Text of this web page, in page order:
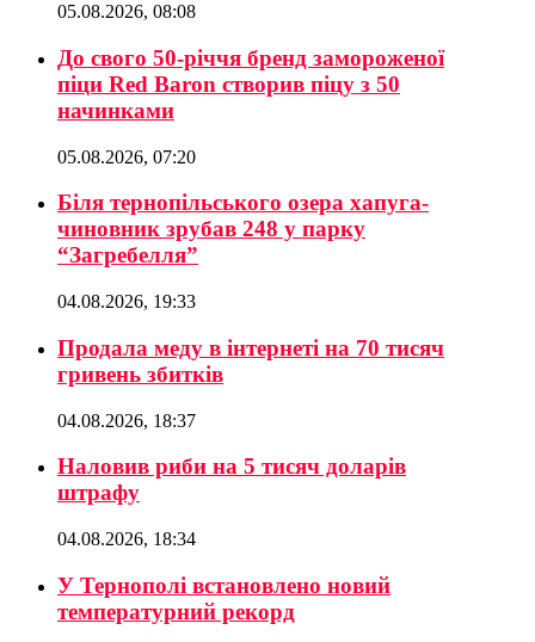
05.08.2026, 08:08
До свого 50-річчя бренд замороженої
піци Red Baron створив піцу з 50
начинками
05.08.2026, 07:20
Біля тернопільського озера хапуга-
чиновник зрубав 248 у парку
“Загребелля”
04.08.2026, 19:33
Продала меду в інтернеті на 70 тисяч
гривень збитків
04.08.2026, 18:37
Наловив риби на 5 тисяч доларів
штрафу
04.08.2026, 18:34
У Тернополі встановлено новий
температурний рекорд